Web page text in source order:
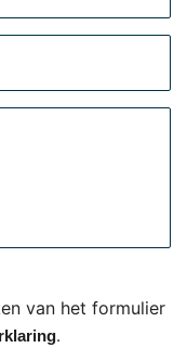
van het formulier
.